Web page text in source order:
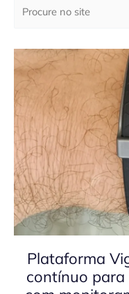
Plataforma
contínuo